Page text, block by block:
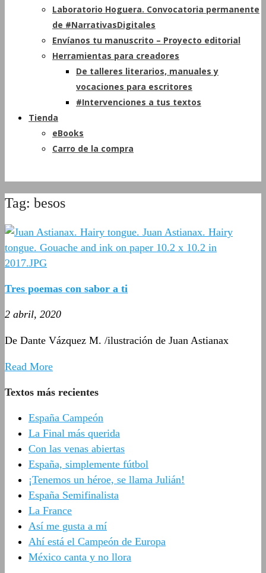
Laboratorio Hoguera. Convocatoria permanente
de #NarrativasDigitales
Envíanos tu manuscrito – Proyecto editorial
Herramientas para creadores
De talleres literarios, manuales y
vocaciones para escritores
#Intervenciones a tus textos
Tienda
eBooks
Carro de la compra
Tag: besos
Tres poemas con sabor a ti
2 abril, 2020
De Dante Vázquez M. /ilustración de Juan Astianax
Read More
Textos más recientes
España Campeón
La Final más querida
Con las venas abiertas
España, simplemente fútbol
¡Tenemos un héroe, se llama Julián!
España Semifinalista
La France
Así me gusta a mí
Ahí está el Campeón de Europa
México canta y no llora